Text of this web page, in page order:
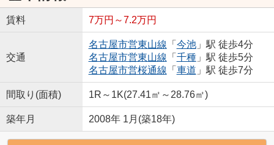
賃料 7万円～7.2万円
交通
名古屋市営東山線 「 今池」駅 徒歩4分
名古屋市営東山線 「 千種」駅 徒歩5分
名古屋市営桜通線 「 車道 」駅 徒歩7分
間取り(面積) 1R～1K(27.41㎡～28.76㎡)
築年月 2008年 1月(築18年)